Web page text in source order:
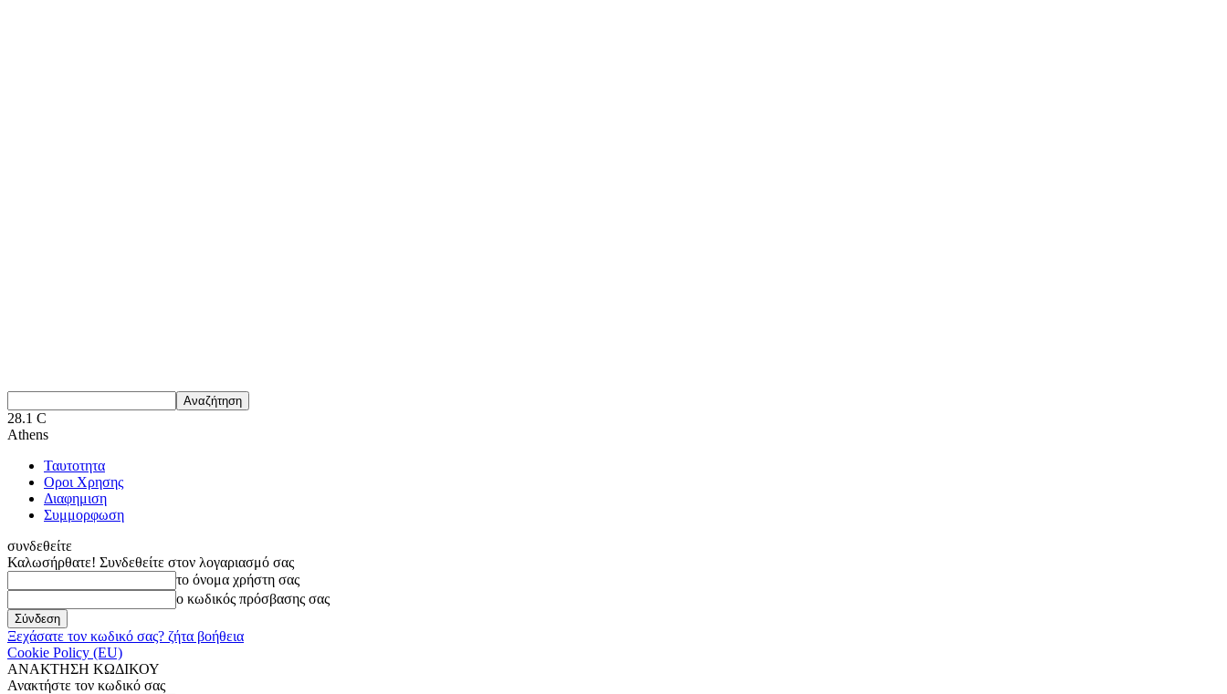
28.1 C
Athens
Ταυτοτητα
Οροι Χρησης
Διαφημιση
Συμμορφωση
συνδεθείτε
Καλωσήρθατε! Συνδεθείτε στον λογαριασμό σας
το όνομα χρήστη σας
ο κωδικός πρόσβασης σας
Ξεχάσατε τον κωδικό σας? ζήτα βοήθεια
Cookie Policy (EU)
ΑΝΑΚΤΗΣΗ ΚΩΔΙΚΟΥ
Ανακτήστε τον κωδικό σας